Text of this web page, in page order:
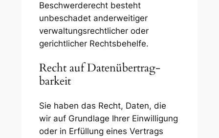
Beschwerderecht besteht
unbeschadet anderweitiger
verwaltungsrechtlicher oder
gerichtlicher Rechtsbehelfe.
Recht auf Daten­übertrag­
barkeit
Sie haben das Recht, Daten, die
wir auf Grundlage Ihrer Einwilligung
oder in Erfüllung eines Vertrags